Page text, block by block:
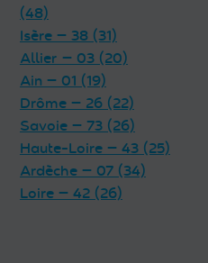
(48)
Isère — 38 (31)
Allier — 03 (20)
Ain — 01 (19)
Drôme — 26 (22)
Savoie — 73 (26)
Haute-Loire — 43 (25)
Ardèche — 07 (34)
Loire — 42 (26)